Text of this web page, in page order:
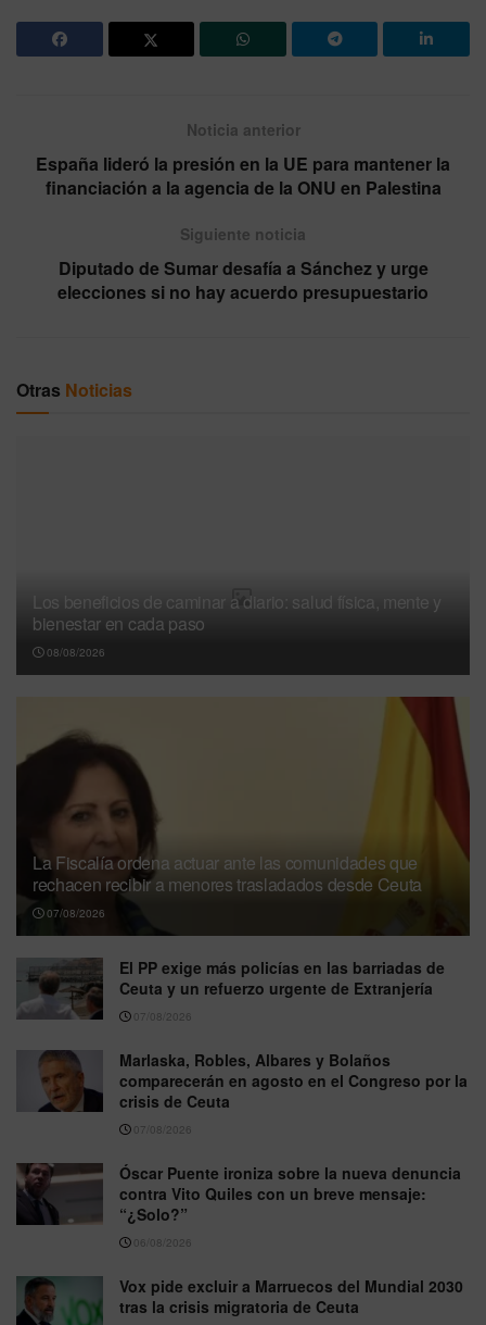
Noticia anterior
España lideró la presión en la UE para mantener la
financiación a la agencia de la ONU en Palestina
Siguiente noticia
Diputado de Sumar desafía a Sánchez y urge
elecciones si no hay acuerdo presupuestario
Otras Noticias
Los beneficios de caminar a diario: salud física, mente y
bienestar en cada paso
08/08/2026
La Fiscalía ordena actuar ante las comunidades que
rechacen recibir a menores trasladados desde Ceuta
07/08/2026
El PP exige más policías en las barriadas de
Ceuta y un refuerzo urgente de Extranjería
07/08/2026
Marlaska, Robles, Albares y Bolaños
comparecerán en agosto en el Congreso por la
crisis de Ceuta
07/08/2026
Óscar Puente ironiza sobre la nueva denuncia
contra Vito Quiles con un breve mensaje:
“¿Solo?”
06/08/2026
Vox pide excluir a Marruecos del Mundial 2030
tras la crisis migratoria de Ceuta